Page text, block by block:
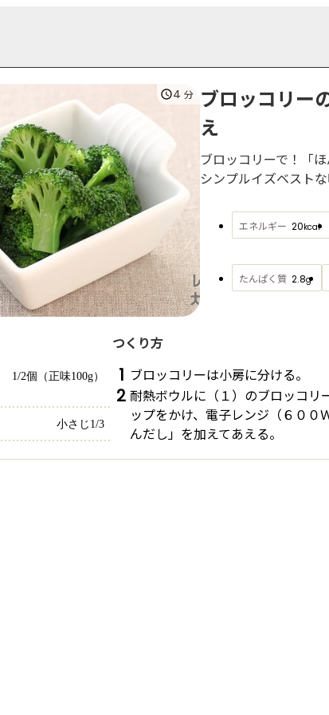
4 分 ブロッコリー
え
ブロッコリーで！「
シンプルイズベスト
エネルギー 20kcal
たんぱく質 2.8g
1/2個（正味100g）
小さじ1/3
つくり方
1 ブロッコリーは小房に分ける。
2 耐熱ボウルに（１）のブロッコリ
ップをかけ、電子レンジ（６００
んだし」を加えてあえる。